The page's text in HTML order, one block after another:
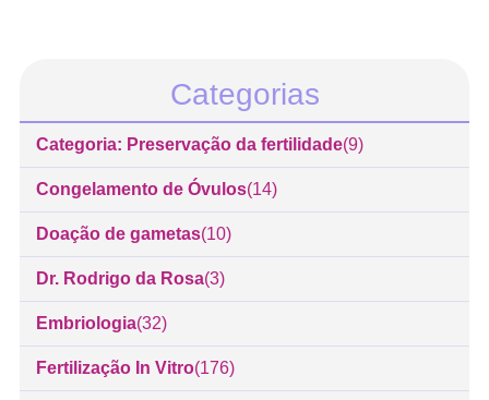
Categorias
Categoria: Preservação da fertilidade(9)
Congelamento de Óvulos(14)
Doação de gametas(10)
Dr. Rodrigo da Rosa(3)
Embriologia(32)
Fertilização In Vitro(176)